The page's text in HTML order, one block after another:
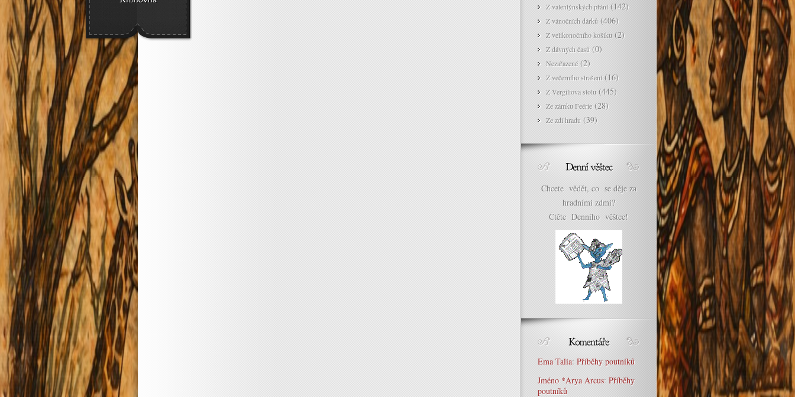
Z valentýnských přání(142)
Z vánočních dárků (406)
Z velikonočního košíku (2)
Z dávných časů (0)
Nezařazené (2)
Z večerního strašení(16)
Z Vergiliova stolu (445)
Ze zámku Feérie (28)
Ze zdí hradu (39)
Chcete vědět, co se děje za
hradními zdmi?
Čtěte Denního věštce!
Ema Talia: Příběhy poutníků
Jméno *Arya Arcus: Příběhy
poutníků